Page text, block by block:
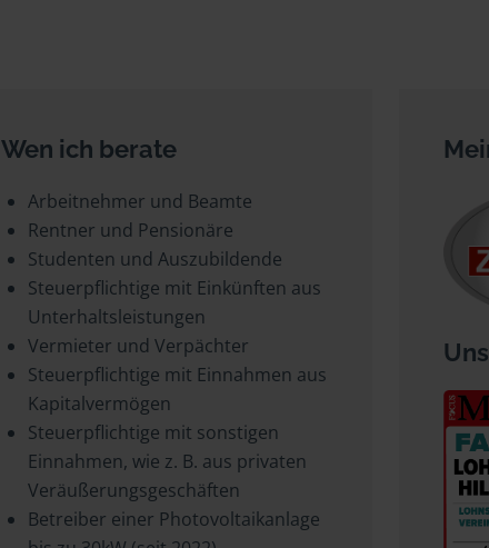
Wen ich berate
Arbeitnehmer und Beamte
Rentner und Pensionäre
Studenten und Auszubildende
Steuerpflichtige mit Einkünften aus
Unterhaltsleistungen
Vermieter und Verpächter
Steuerpflichtige mit Einnahmen aus
Kapitalvermögen
Steuerpflichtige mit sonstigen
Einnahmen, wie z. B. aus privaten
Veräußerungsgeschäften
Betreiber einer Photovoltaikanlage